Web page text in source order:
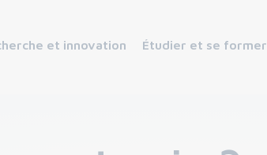
et innovation Étudier et se former